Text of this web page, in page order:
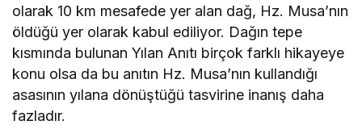
olarak 10 km mesafede yer alan dağ, Hz. Musa’nın
öldüğü yer olarak kabul ediliyor. Dağın tepe
kısmında bulunan Yılan Anıtı birçok farklı hikayeye
konu olsa da bu anıtın Hz. Musa’nın kullandığı
asasının yılana dönüştüğü tasvirine inanış daha
fazladır.